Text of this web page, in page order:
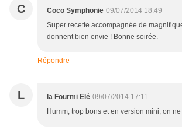
C Coco Symphonie 09/07/2014 18:49
Super recette accompagnée de
donnent bien envie ! Bonne soirée.
Répondre
L la Fourmi Elé 09/07/2014 17:11
Humm, trop bons et en version mini, on